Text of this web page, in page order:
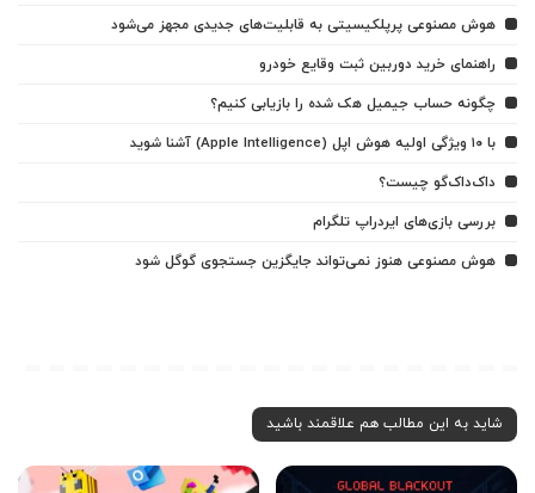
هوش مصنوعی پرپلکیسیتی به قابلیت‌های جدیدی مجهز می‌شود
راهنمای خرید دوربین ثبت وقایع خودرو
چگونه حساب جیمیل هک شده را بازیابی کنیم؟
با ۱۰ ویژگی اولیه هوش اپل (Apple Intelligence) آشنا شوید
داک‌داک‌گو چیست؟
بررسی بازی‌های ایردراپ تلگرام
هوش مصنوعی هنوز نمی‌تواند جایگزین جستجوی گوگل شود
شاید به این مطالب هم علاقمند باشید